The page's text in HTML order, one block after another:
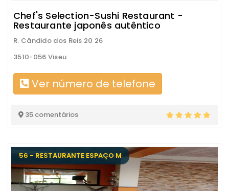
Chef's Selection-Sushi Restaurant -
Restaurante japonês autêntico
R. Cândido dos Reis 20 26
3510-056 Viseu
Ver número de telefone
35 comentários
56 - RESTAURANTE ESPAÇO M